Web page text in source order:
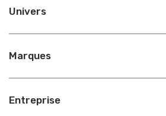
Univers
Marques
Entreprise